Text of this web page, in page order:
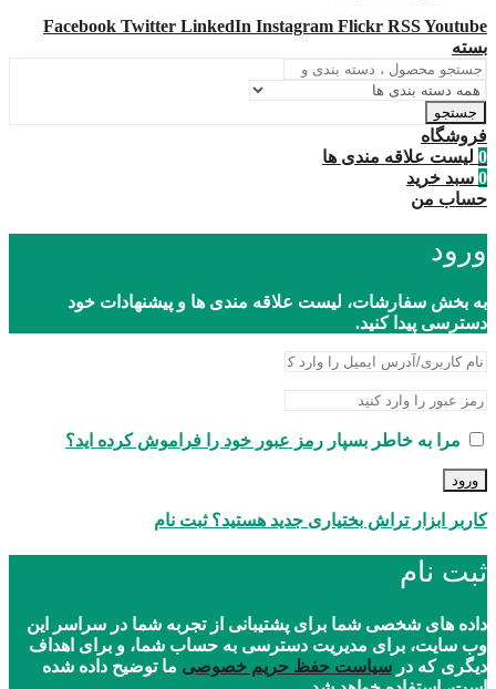
Facebook Twitter LinkedIn Instagram Flickr RSSYoutube
بسته
جستجو
فروشگاه
0 لیست علاقه مندی ها
0 سبد خرید
حساب من
ورود
به بخش سفارشات، لیست علاقه مندی ها و پیشنهادات خود
دسترسی پیدا کنید.
مرا به خاطر بسپار رمز عبور خود را فراموش کرده اید؟
ورود
کاربر ابزار تراش بختیاری جدید هستید؟ ثبت نام
ثبت نام
داده های شخصی شما برای پشتیبانی از تجربه شما در سراسر این
وب سایت، برای مدیریت دسترسی به حساب شما، و برای اهداف
دیگری که در سیاست حفظ حریم خصوصی ما توضیح داده شده